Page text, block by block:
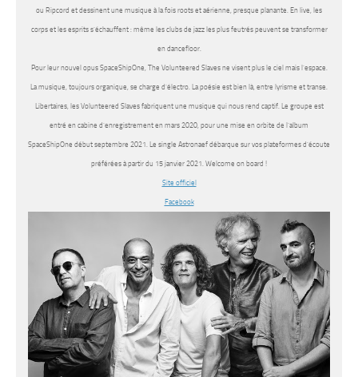
ou Ripcord et dessinent une musique à la fois roots et aérienne, presque planante. En live, les
corps et les esprits s’échauffent : même les clubs de jazz les plus feutrés peuvent se transformer
en dancefloor.
Pour leur nouvel opus SpaceShipOne, The Volunteered Slaves ne visent plus le ciel mais l’espace.
La musique, toujours organique, se charge d’électro. La poésie est bien là, entre lyrisme et transe.
Libertaires, les Volunteered Slaves fabriquent une musique qui nous rend captif. Le groupe est
entré en cabine d’enregistrement en mars 2020, pour une mise en orbite de l’album
SpaceShipOne début septembre 2021. Le single Astronaef débarque sur vos plateformes d’écoute
préférées à partir du 15 janvier 2021. Welcome on board !
Site officiel
Facebook